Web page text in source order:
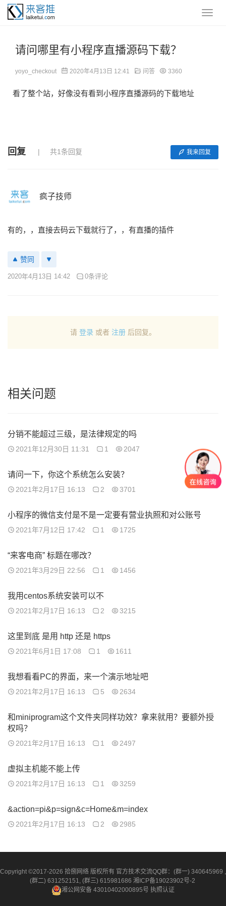
请问哪里有小程序直播源码下载？
yoyo_checkout 2020年4月13日 12:41 问答 3360
看了整个站，好像没有看到小程序直播源码的下载地址
回复 共1条回复 我来回复
疯子技师
有的，，直接去码云下载就行了，，有直播的插件
赞同
2020年4月13日 14:42 0条评论
请 登录 或者 注册 后回复。
相关问题
分销不能超过三级，是法律规定的吗
2021年12月30日 11:31 1 2047
请问一下，你这个系统怎么安装？
2021年2月17日 16:13 2 3701
小程序的微信支付是不是一定要有营业执照和对公账号
2021年7月12日 17:42 1 1725
“来客电商” 标题在哪改？
2021年3月29日 22:56 1 1456
我用centos系统安装可以不
2021年2月17日 16:13 2 3215
这里到底 是用 http 还是 https
2021年6月1日 17:08 1 1611
我想看看PC的界面，来一个演示地址吧
2021年2月17日 16:13 5 2634
和miniprogram这个文件夹同样功效？拿来就用？要额外授
权吗？
2021年2月17日 16:13 1 2497
虚拟主机能不能上传
2021年2月17日 16:13 1 3259
&action=pi&p=sign&c=Home&m=index
2021年2月17日 16:13 2 2985
Copyright ©2017-2026 拾捌网络 版权所有 官方技术交流QQ群：(群一) 340645969 ,
(群二) 631252151, (群三) 615981686 湘ICP备19023902号-2
湘公网安备 43010402000895号 执照认证